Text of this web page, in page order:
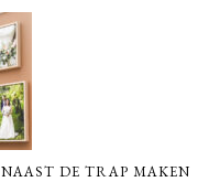
DE TRAP MAKEN